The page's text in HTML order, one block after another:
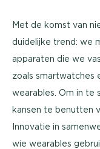
Met de komst van
duidelijke trend: we
apparaten die we
zoals
wearables. Om in te
kansen te benutten
Innovatie in
wie wearables